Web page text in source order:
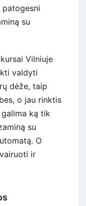
patogesni
su
Vilniuje
valdyti
dėže, taip
o jau rinktis
ką tik
su
O
ir